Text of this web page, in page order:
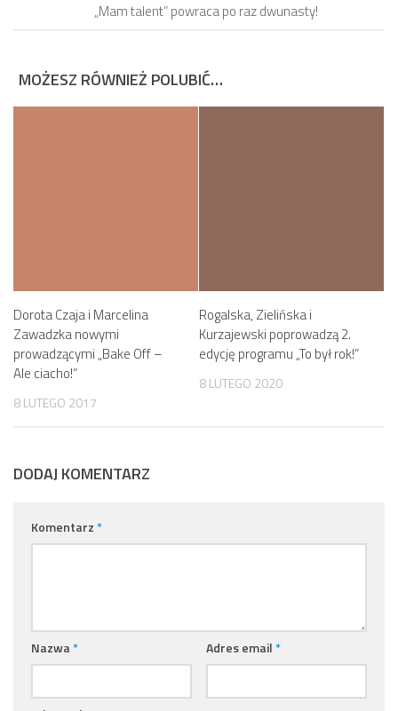
„Mam talent” powraca po raz dwunasty!
MOŻESZ RÓWNIEŻ POLUBIĆ…
Dorota Czaja i Marcelina
Zawadzka nowymi
prowadzącymi „Bake Off –
Ale ciacho!”
8 LUTEGO 2017
Rogalska, Zielińska i
Kurzajewski poprowadzą 2.
edycję programu „To był rok!”
8 LUTEGO 2020
DODAJ KOMENTARZ
Komentarz*
Nazwa* Adres email*